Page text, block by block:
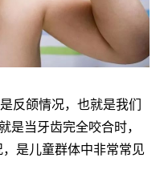
反颌情况，也就是我们
是当牙齿完全咬合时，
是儿童群体中非常常见